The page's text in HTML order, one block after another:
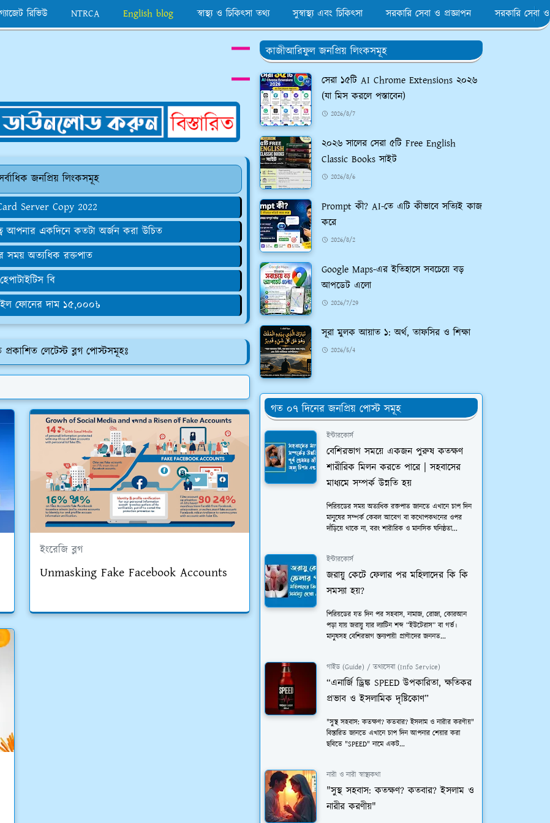
রিভিউ NTRCA English blog স্বাস্থ্য ও চিকিৎসা তথ্য সুস্বাস্থ্য এবং চিকিৎসা সরকারি সেবা ও প্রজ্ঞাপন সরকারি সেবা
জনপ্রিয় লিংকসমূহ
Server Copy 2022
আপনার একদিনে কতটা অর্জন করা উচিত
সময় অত্যধিক রক্তপাত
বি
ফোনের দাম ১৫,০০০৳
লেটেস্ট ব্লগ পোস্টসমূহঃ
ইংরেজি ব্লগ
Unmasking Fake Facebook Accounts
কাজীআরিফুল জনপ্রিয় লিংকসমূহ
সেরা ১৫টি AI Chrome Extensions ২০২৬
(যা মিস করলে পস্তাবেন)
2026/8/7
২০২৬ সালের সেরা ৫টি Free English
Classic Books সাইট
2026/8/6
Prompt কী? AI-তে এটি কীভাবে সত্যিই কাজ
করে
2026/8/2
Google Maps-এর ইতিহাসে সবচেয়ে বড়
আপডেট এলো
2026/7/29
সূরা মুলক আয়াত ১: অর্থ, তাফসির ও শিক্ষা
2026/5/4
গত ০৭ দিনের জনপ্রিয় পোস্ট সমূহ
ইন্টারকোর্স
বেশিরভাগ সময়ে একজন পুরুষ কতক্ষণ
শারীরিক মিলন করতে পারে | সহবাসের
মাধ্যমে সম্পর্ক উন্নতি হয়
পিরিয়ডের সময় অত্যধিক রক্তপাত জানতে এখানে চাপ দিন
মানুষের সম্পর্ক কেবল আবেগ বা কথোপকথনের ওপর
দাঁড়িয়ে থাকে না, বরং শারীরিক ও মানসিক ঘনিষ্ঠতা...
ইন্টারকোর্স
জরায়ু কেটে ফেলার পর মহিলাদের কি কি
সমস্যা হয়?
পিরিয়ডের যত দিন পর সহবাস, নামাজ, রোজা, কোরআন
পড়া যায় জরায়ু যার ল্যাটিন শব্দ “ইউটেরাস” বা গর্ভ।
মানুষসহ বেশিরভাগ স্তন্যপায়ী প্রাণীদের জননত...
গাইড (Guide) / তথ্যসেবা (Info Service)
“এনার্জি ড্রিঙ্ক SPEED উপকারিতা, ক্ষতিকর
প্রভাব ও ইসলামিক দৃষ্টিকোণ”
"সুস্থ সহবাস: কতক্ষণ? কতবার? ইসলাম ও নারীর করণীয়"
বিস্তারিত জানতে এখানে চাপ দিন আপনার শেয়ার করা
ছবিতে "SPEED" নামে একট...
নারী ও নারী স্বাস্থ্যকথা
"সুস্থ সহবাস: কতক্ষণ? কতবার? ইসলাম ও
নারীর করণীয়"